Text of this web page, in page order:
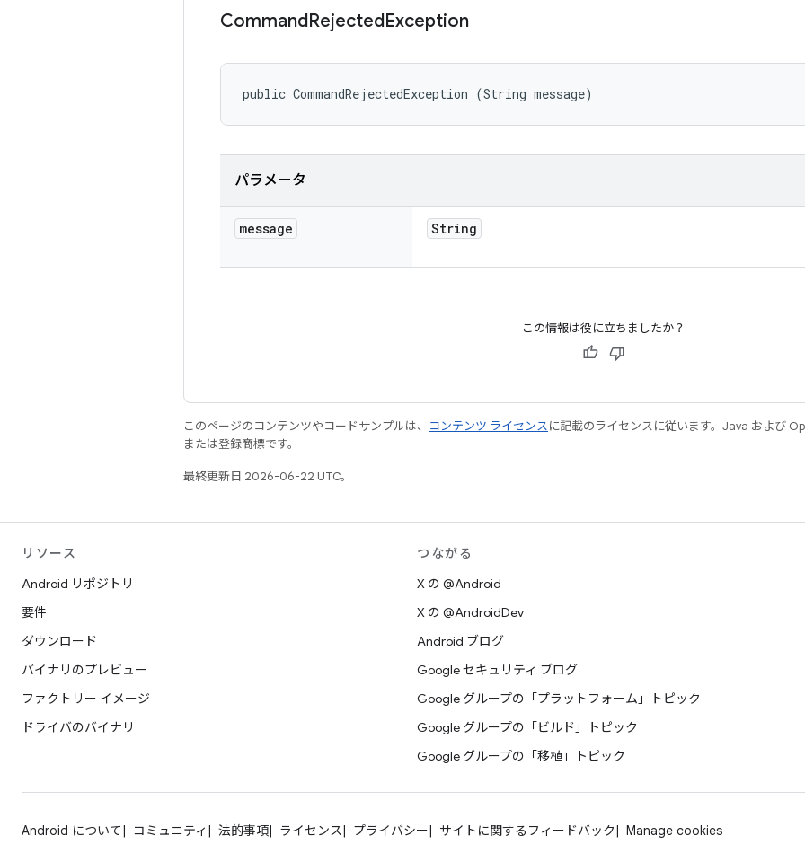
CommandRejectedException
public CommandRejectedException (String message)
パラメータ
message String
この情報は役に立ちましたか？
このページのコンテンツやコードサンプルは、 コンテンツ ライセンスに記載のライセンスに従います。Java および
または登録商標です。
最終更新日 2026-06-22 UTC。
リソース
Android リポジトリ
要件
ダウンロード
バイナリのプレビュー
ファクトリー イメージ
ドライバのバイナリ
つながる
X の @Android
X の @AndroidDev
Android ブログ
Google セキュリティ ブログ
Google グループの「プラットフォーム」トピック
Google グループの「ビルド」トピック
Google グループの「移植」トピック
Android について コミュニティ 法的事項 ライセンス プライバシー サイトに関するフィードバック Manage cookies